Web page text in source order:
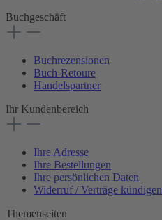
Buchgeschäft
Buchrezensionen
Buch-Retoure
Handelspartner
Ihr Kundenbereich
Ihre Adresse
Ihre Bestellungen
Ihre persönlichen Daten
Widerruf / Verträge kündigen
Themenseiten